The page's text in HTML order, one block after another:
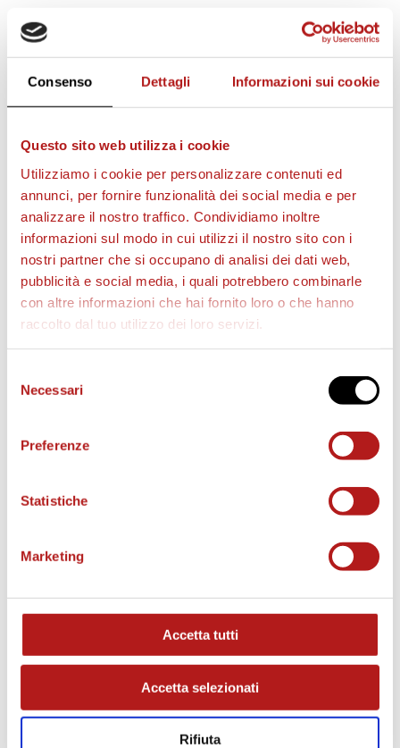
Consenso Dettagli Informazioni sui cookie
Questo sito web utilizza i cookie
Utilizziamo i cookie per personalizzare contenuti ed
annunci, per fornire funzionalità dei social media e per
analizzare il nostro traffico. Condividiamo inoltre
informazioni sul modo in cui utilizzi il nostro sito con i
nostri partner che si occupano di analisi dei dati web,
pubblicità e social media, i quali potrebbero combinarle
con altre informazioni che hai fornito loro o che hanno
raccolto dal tuo utilizzo dei loro servizi.
delNecessari
Preferenze
Statistiche
Marketing
Accetta tutti
Accetta selezionati
Rifiuta
AS CITTADELLA STORE